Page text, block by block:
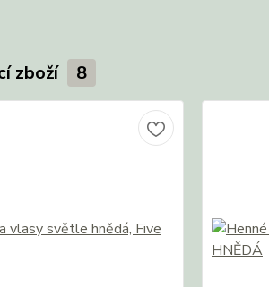
zboží 8